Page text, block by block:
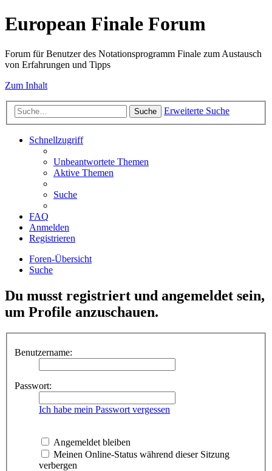
European Finale Forum
Forum für Benutzer des Notationsprogramm Finale zum Austausch
von Erfahrungen und Tipps
Zum Inhalt
Suche Erweiterte Suche
Schnellzugriff
Unbeantwortete Themen
Aktive Themen
Suche
FAQ
Anmelden
Registrieren
Foren-Übersicht
Suche
Du musst registriert und angemeldet sein,
um Profile anzuschauen.
Benutzername:
Passwort:
Ich habe mein Passwort vergessen
Angemeldet bleiben
Meinen Online-Status während dieser Sitzung
verbergen